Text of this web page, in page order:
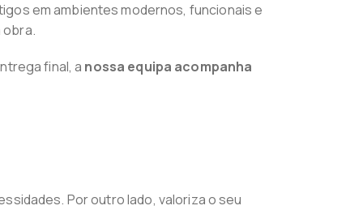
em ambientes modernos, funcionais e
obra.
final, a nossa equipa acompanha
Por outro lado, valoriza o seu